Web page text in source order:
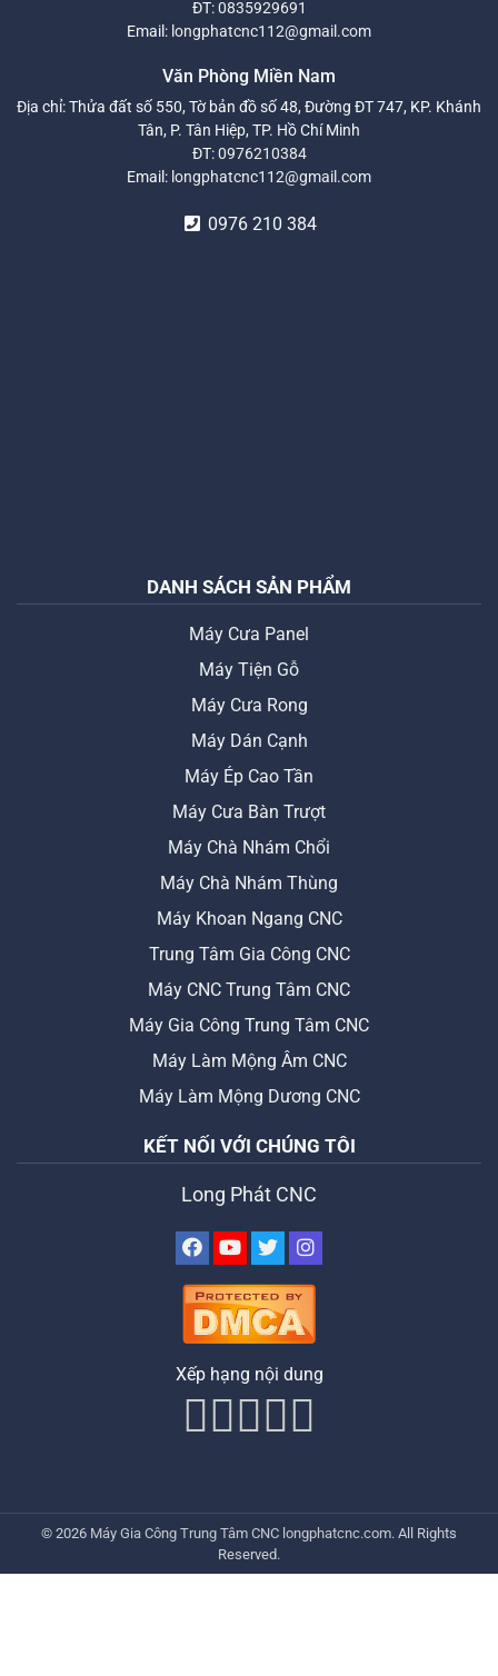
ĐT:0835929691
Email: longphatcnc112@gmail.com
Văn Phòng Miền Nam
Địa chỉ: Thửa đất số 550, Tờ bản đồ số 48, Đường ĐT 747, KP. Khánh
Tân, P. Tân Hiệp, TP. Hồ Chí Minh
ĐT:0976210384
Email: longphatcnc112@gmail.com
0976 210 384
DANH SÁCH SẢN PHẨM
Máy Cưa Panel
Máy Tiện Gỗ
Máy Cưa Rong
Máy Dán Cạnh
Máy Ép Cao Tần
Máy Cưa Bàn Trượt
Máy Chà Nhám Chổi
Máy Chà Nhám Thùng
Máy Khoan Ngang CNC
Trung Tâm Gia Công CNC
Máy CNC Trung Tâm CNC
Máy Gia Công Trung Tâm CNC
Máy Làm Mộng Âm CNC
Máy Làm Mộng Dương CNC
KẾT NỐI VỚI CHÚNG TÔI
Long Phát CNC
Xếp hạng nội dung
© 2026 Máy Gia Công Trung Tâm CNC longphatcnc.com. All Rights
Reserved.